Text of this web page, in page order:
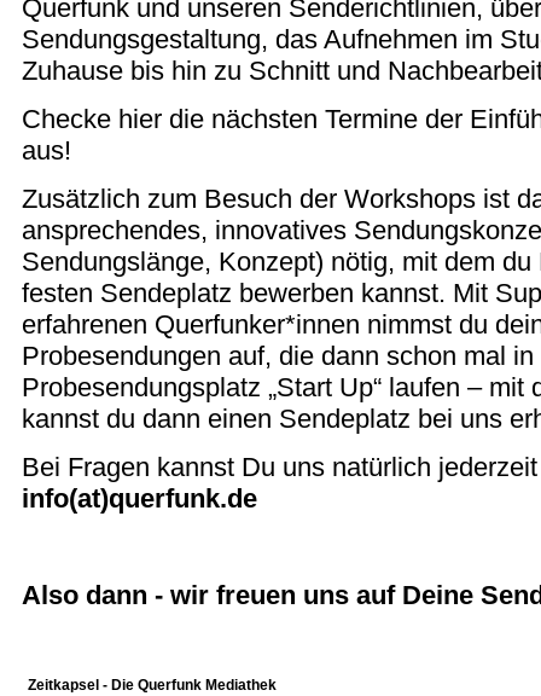
Querfunk und unseren Senderichtlinien,
Sendungsgestaltung, das Aufnehmen im
Zuhause bis hin zu Schnitt und
Checke hier die nächsten Termine der
aus!
Zusätzlich zum Besuch der Workshops ist
ansprechendes, innovatives
Sendungslänge, Konzept) nötig, mit dem
festen Sendeplatz bewerben kannst. Mit
erfahrenen Querfunker*innen nimmst du
Probesendungen auf, die dann schon mal
Probesendungsplatz „Start Up“ laufen – mit
kannst du dann einen Sendeplatz bei uns
Bei Fragen kannst Du uns natürlich
info(at)querfunk.de
Also dann - wir freuen uns auf Deine
Zeitkapsel - Die Querfunk Mediathek